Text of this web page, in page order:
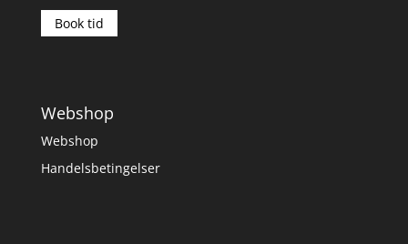
Book tid
Webshop
Webshop
Handelsbetingelser